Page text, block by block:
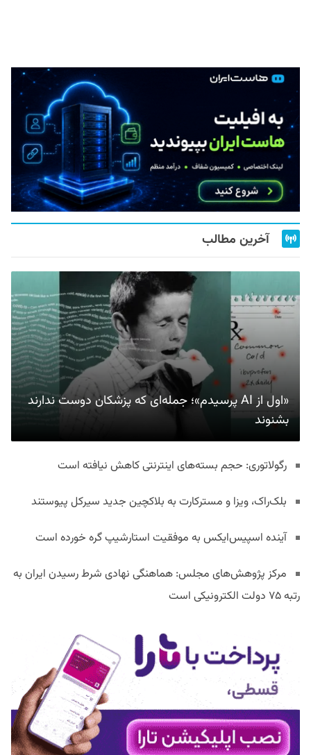
آخرین مطالب
«اول از AI پرسیدم»؛ جمله‌ای که پزشکان دوست ندارند
بشنوند
رگولاتوری: حجم بسته‌های اینترنتی کاهش نیافته است
بلک‌راک، ویزا و مسترکارت به بلاکچین جدید سیرکل پیوستند
آینده اسپیس‌ایکس به موفقیت استارشیپ گره خورده است
مرکز پژوهش‌های مجلس: هماهنگی نهادی شرط رسیدن ایران به
رتبه ۷۵ دولت الکترونیکی است